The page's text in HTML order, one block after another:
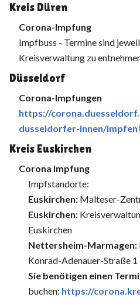
Kreis Düren
Corona-Impfung
Impfbuss - Termine sind
Kreisverwaltung zu
Düsseldorf
Corona-Impfungen
https://
dusseldorfer-innen/impfen
Kreis Euskirchen
Corona Impfung
Impfstandorte:
Euskirchen: Malteser-
Euskirchen:
Euskirchen
Nettersheim-Marmagen:
Konrad-Adenauer-Straße 1
Sie benötigen einen
buchen: https://